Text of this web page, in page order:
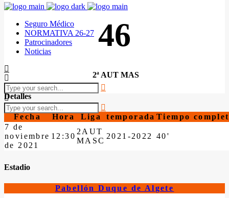
Seguro Médico
NORMATIVA 26-27
Patrocinadores
Noticias
46
2ª AUT MAS
Detalles
Fecha Hora Liga temporada Tiempo
7 de
noviembre
de 2021
12:30
2AUT
MASC
2021-2022 40'
Estadio
Pabellón Duque de Algete